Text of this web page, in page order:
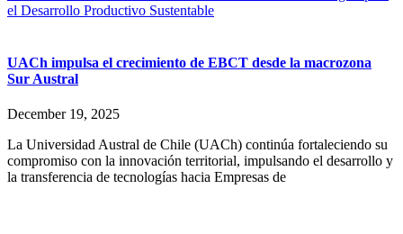
el Desarrollo Productivo Sustentable
UACh impulsa el crecimiento de EBCT desde la macrozona
Sur Austral
December 19, 2025
La Universidad Austral de Chile (UACh) continúa fortaleciendo su
compromiso con la innovación territorial, impulsando el desarrollo y
la transferencia de tecnologías hacia Empresas de